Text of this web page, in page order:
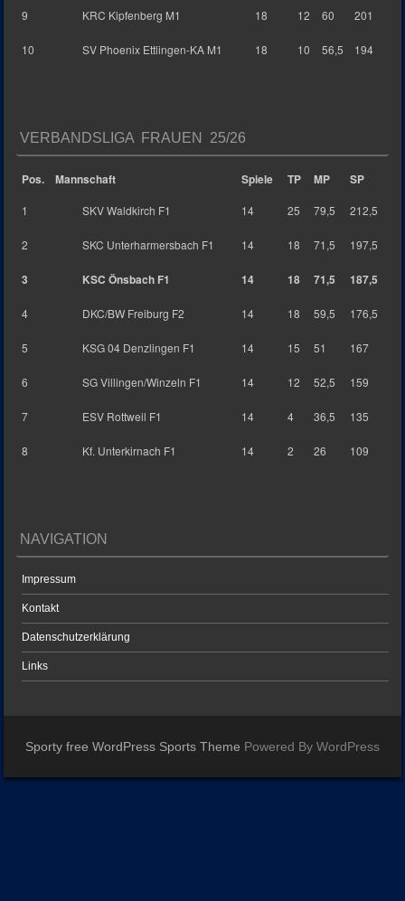
9 KRC Kipfenberg M1 18 12 60 201
10 SV Phoenix Ettlingen-KA M1 18 10 56,5 194
VERBANDSLIGA FRAUEN 25/26
Pos. Mannschaft Spiele TP MP SP
1 SKV Waldkirch F1 14 25 79,5 212,5
2 SKC Unterharmersbach F1 14 18 71,5 197,5
3 KSC Önsbach F1 14 18 71,5 187,5
4 DKC/BW Freiburg F2 14 18 59,5 176,5
5 KSG 04 Denzlingen F1 14 15 51 167
6 SG Villingen/Winzeln F1 14 12 52,5 159
7 ESV Rottweil F1 14 4 36,5 135
8 Kf. Unterkirnach F1 14 2 26 109
NAVIGATION
Impressum
Kontakt
Datenschutzerklärung
Links
Sporty free WordPress Sports Theme Powered By WordPress